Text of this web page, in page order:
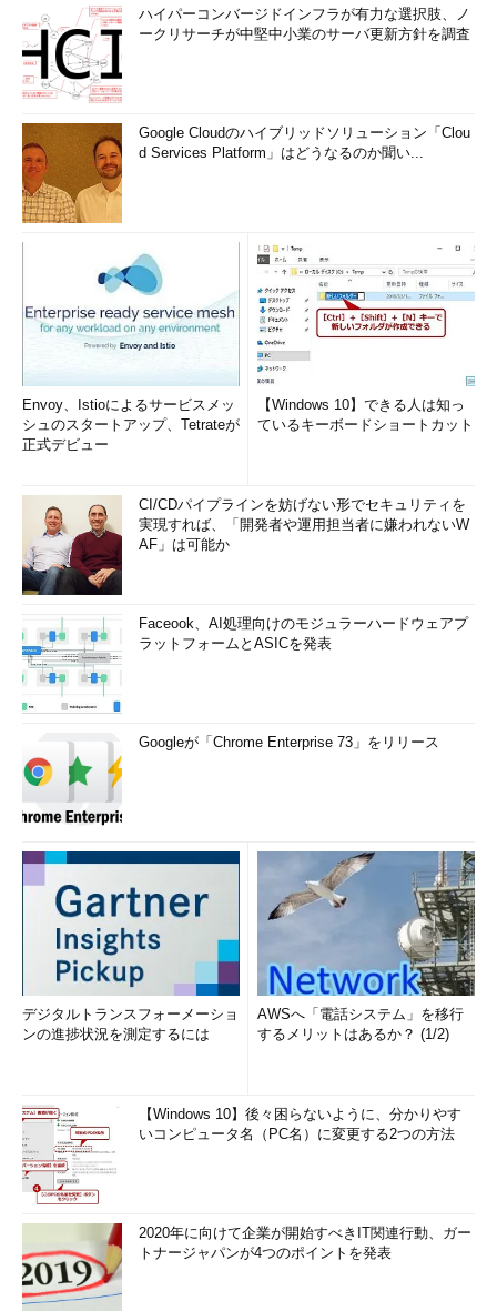
コンテキストメニューに「Windows Defenderでスキャンします...」を追加
するためレジストリの内容
レジストリの編集によってコンテキストメニューに「Windo
ws Defenderでスキャンします...」が追加できた。
（1）追加された「Windows Defenderでスキャンしま
す...」の項目。
これでファイルを選択し、右クリックメニューを開くと、
「Windows Defenderでスキャンします...」が追加される。
「Windows Defenderでスキャンします...」を選択すると、一瞬
コマンドプロンプトが開き、定義ファイルの更新を行った後、フ
ァイルのウイルスチェックが実行される。
コンテキストメニューから「Windows Defenderでスキャンし
ます」を消したい場合は、「WindowsDefender」キーを削除す
ればよい。
なお一部ブログなどでは、
「HKEY_CLASSES_ROOT\Folder\shell」キー以下に設定するよう
に記載されているが、編集部で試した限り、このキーの下ではコ
す...」の項目を追加することはできなかった。
■この記事と関連性の高い別の記事
Windows Defenderでスパイウェアを検出／削除する
（TIPS）
Windows Vista／7でWindows Defenderを無効化する
（TIPS）
「Security Essentials」を利用する
（TIPS）
インターネット非接続のWindows PCのセキュリティパ
ッチ適用状況を、オフラインのMBSAで調査する
（TIPS）
「Tech TIPS 」
ハイパーコンバージドインフラが有力な選択肢、ノ
ークリサーチが中堅中小業のサーバ更新方針を調査
Google Cloudのハイブリッドソリューション「Clou
d Services Platform」はどうなるのか聞い...
Envoy、Istioによるサービスメッ
シュのスタートアップ、Tetrateが
正式デビュー
【Windows 10】できる人は知っ
ているキーボードショートカット
CI/CDパイプラインを妨げない形でセキュリティを
実現すれば、「開発者や運用担当者に嫌われないW
AF」は可能か
Faceook、AI処理向けのモジュラーハードウェアプ
ラットフォームとASICを発表
Googleが「Chrome Enterprise 73」をリリース
デジタルトランスフォーメーショ
ンの進捗状況を測定するには
AWSへ「電話システム」を移行
するメリットはあるか？ (1/2)
【Windows 10】後々困らないように、分かりやす
いコンピュータ名（PC名）に変更する2つの方法
2020年に向けて企業が開始すべきIT関連行動、ガー
トナージャパンが4つのポイントを発表